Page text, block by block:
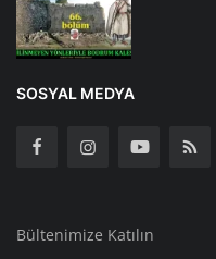
SOSYAL MEDYA
Bültenimize Katılın